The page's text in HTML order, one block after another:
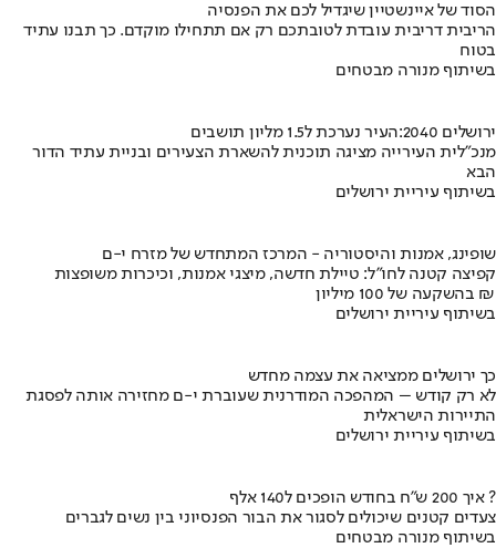
הסוד של איינשטיין שיגדיל לכם את הפנסיה
הריבית דריבית עובדת לטובתכם רק אם תתחילו מוקדם. כך תבנו עתיד
בטוח
בשיתוף מנורה מבטחים
ירושלים 2040:העיר נערכת ל1.5 מליון תושבים
מנכ"לית העירייה מציגה תוכנית להשארת הצעירים ובניית עתיד הדור
הבא
בשיתוף עיריית ירושלים
שופינג, אמנות והיסטוריה - המרכז המתחדש של מזרח י-ם
קפיצה קטנה לחו"ל: טיילת חדשה, מיצגי אמנות, וכיכרות משופצות
בהשקעה של 100 מיליון ₪
בשיתוף עיריית ירושלים
כך ירושלים ממציאה את עצמה מחדש
לא רק קודש – המהפכה המודרנית שעוברת י-ם מחזירה אותה לפסגת
התיירות הישראלית
בשיתוף עיריית ירושלים
איך 200 ש"ח בחודש הופכים ל140 אלף ?
צעדים קטנים שיכולים לסגור את הבור הפנסיוני בין נשים לגברים
בשיתוף מנורה מבטחים